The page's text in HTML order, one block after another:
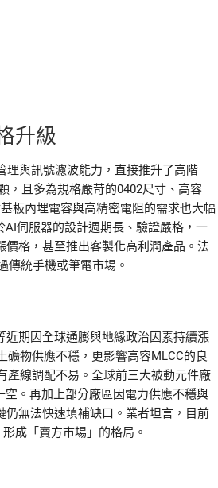
升級
理與訊號濾波能力，直接推升了高階
，且多為規格嚴苛的0402尺寸、高容
板內埋電容與高精密電阻的需求也大幅
伺服器的設計週期長、驗證嚴格，一
格，甚至推出客製化高利潤產品。法
傳統手機或筆電市場。
期因全球通膨與地緣政治因素持續漲
物供應不穩，更影響高容MLCC的良
產線調配不易。全球前三大被動元件廠
空。再加上部分廠區因電力供應不穩與
無法快速填補缺口。業者坦言，目前
成「賣方市場」的格局。